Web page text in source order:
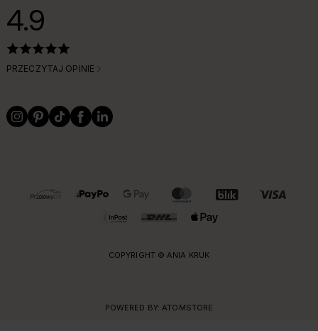
4.9
PRZECZYTAJ OPINIE
OBSŁUGIWANE FORMY PŁATNOŚCI I DOSTAWY
COPYRIGHT © ANIA KRUK
POWERED BY: ATOMSTORE